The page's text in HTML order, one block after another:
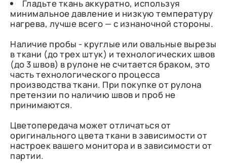
Гладьте ткань аккуратно, используя
минимальное давление и низкую температуру
нагрева, лучше всего — с изнаночной стороны.
Наличие пробы - круглые или овальные вырезы
в ткани (до трех штук) и технологических швов
(до 3 швов) в рулоне не считается браком, это
часть технологического процесса
производства ткани. При покупке от рулона
претензии по наличию швов и проб не
принимаются.
Цветопередача может отличаться от
оригинального цвета ткани в зависимости от
настроек вашего монитора и в зависимости от
партии.